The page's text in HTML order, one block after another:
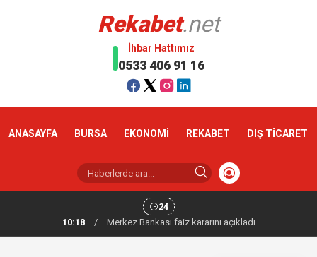
Rekabet.net
İhbar Hattımız
0533 406 91 16
ANASAYFA BURSA EKONOMİ REKABET DIŞ TİCARET
24
10:18
/ Merkez Bankası faiz kararını açıkladı